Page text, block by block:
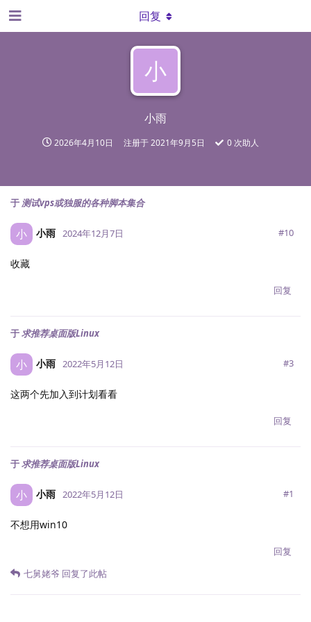
小
小雨
2026年4月10日 注册于2021年9月5日 0次助人
回复
于 测试vps或独服的各种脚本集合
小 小雨 2024年12月7日 #10
收藏
回复
于求推荐桌面版Linux
小 小雨 2022年5月12日 #3
这两个先加入到计划看看
回复
于求推荐桌面版Linux
小 小雨 2022年5月12日 #1
不想用win10
回复
七舅姥爷 回复了此帖